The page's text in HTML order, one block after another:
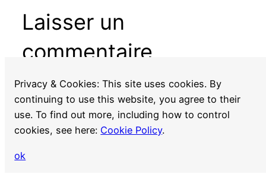
Laisser un
commentaire
Vous devezvous connecterpour publier un
commentaire.
Privacy & Cookies: This site uses cookies. By
continuing to use this website, you agree to their
use. To find out more, including how to control
cookies, see here: Cookie Policy.
ok